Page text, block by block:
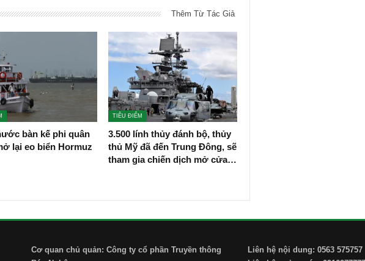
Thêm Từ Tác Giả
bàn kế phi quân
lại eo biển Hormuz
TIÊU ĐIỂM
3.500 lính thủy đánh bộ, thủy
thủ Mỹ đã đến Trung Đông, sẽ
tham gia chiến dịch mở cửa…
Cơ quan chủ quản: Công ty cổ phần Truyền thông
Liên hệ nội dung: 0563 575757